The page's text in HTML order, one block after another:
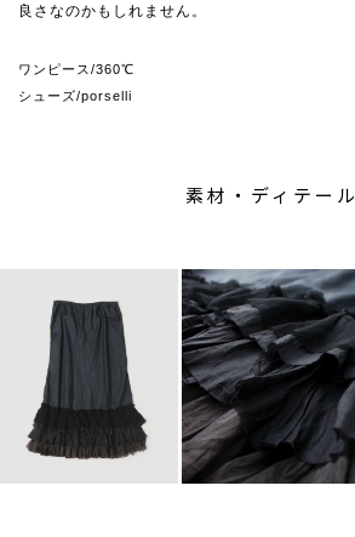
良さなのかもしれません。
ワンピース/360℃
シューズ/porselli
素材・ディテール